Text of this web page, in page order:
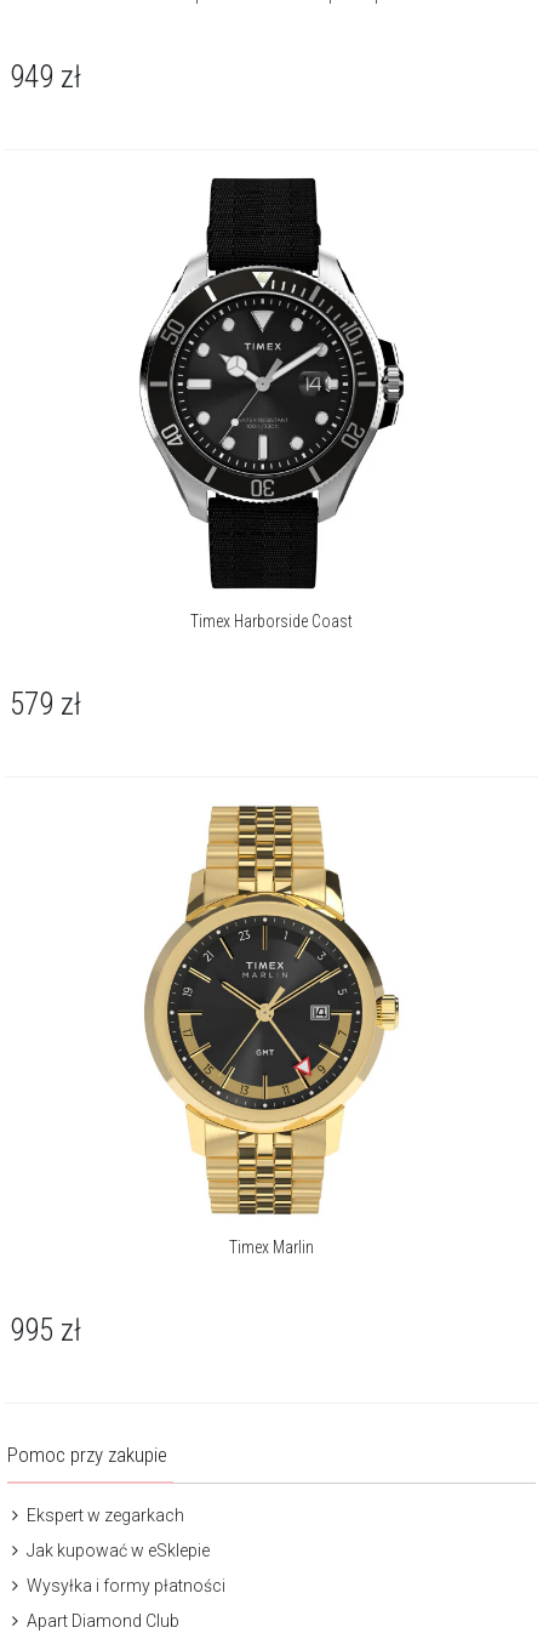
949 zł
Timex Harborside Coast
579 zł
Timex Marlin
995 zł
Pomoc przy zakupie
Ekspert w zegarkach
Jak kupować w eSklepie
Wysyłka i formy płatności
Apart Diamond Club